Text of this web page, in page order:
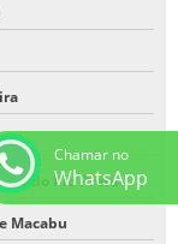
do Rio Preto
Macabu
Chamar no
WhatsApp